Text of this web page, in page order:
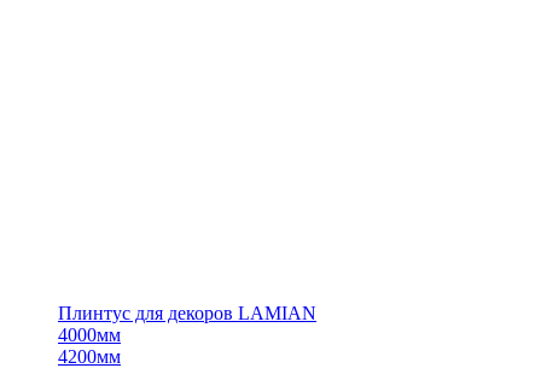
Плинтус для декоров LAMIAN
4000мм
4200мм